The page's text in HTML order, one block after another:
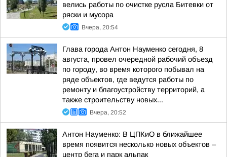
велись работы по очистке русла Битевки от
ряски и мусора
Вчера, 20:54
Глава города Антон Науменко сегодня, 8
августа, провел очередной рабочий объезд
по городу, во время которого побывал на
ряде объектов, где ведутся работы по
ремонту и благоустройству территорий, а
также строительству новых...
Вчера, 20:52
Антон Науменко: В ЦПКиО в ближайшее
время появится несколько новых объектов –
центр бега и парк альпак